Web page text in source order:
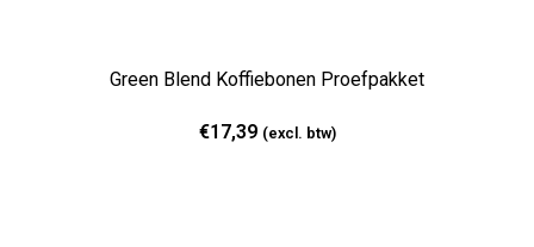
Green Blend Koffiebonen Proefpakket
€17,39 (excl. btw)